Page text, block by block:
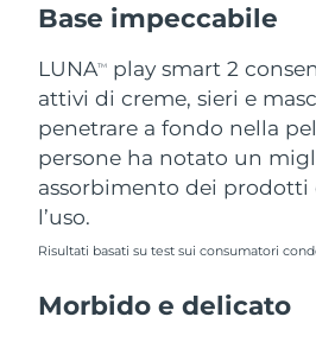
Base impeccabile
LUNATM
play smart 2
attivi di creme, sieri e
penetrare a fondo nella
persone ha notato un
assorbimento dei prodotti
l’uso.
Risultati basati su test sui consumatori
Morbido e delicato
Thailandia
Turchia
Emirati Arabi Uniti
Regno Unito
Stati Uniti